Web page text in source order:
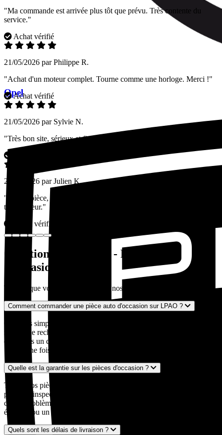
Opel
"Ma commande est arrivée plus tôt que prévu. Très contente du
service."
Achat vérifié
21/05/2026 par Philippe R.
"Achat d'un moteur complet. Tourne comme une horloge. Merci !"
Achat vérifié
21/05/2026 par Sylvie N.
"Très bon site, sérieux et fiable. Je commanderai à nouveau."
21/05/2026 par Julien K.
"Bonne pièce, emballage très soigné. Un peu de retard sur le
transporteur."
Achat vérifié
Questions fréquentes - Pièces auto
d'occasion
Tout ce que vous devez savoir sur nos pièces auto d'occasion
Comment commander une pièce auto d'occasion sur LPAO ?
C'est très simple ! Entrez votre numéro d'immatriculation dans notre
moteur de recherche, décrivez la pièce recherchée, et nous vous
envoyons un devis personnalisé sous 24 à 48 heures par mail ou
SMS. Une fois le devis validé, nous expédions votre pièce.
Quelle est la garantie sur les pièces d'occasion ?
Toutes nos pièces auto d'occasion sont garanties 24 mois. Chaque
pièce est inspectée et contrôlée par nos experts avant expédition. En
cas de problème, notre service client est à votre disposition pour un
échange ou un remboursement.
Quels sont les délais de livraison ?